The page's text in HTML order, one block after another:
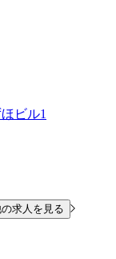
ビル1
求人を見る